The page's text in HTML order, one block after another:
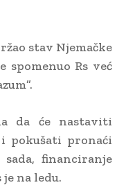
stav Njemačke
Rs već
da će nastaviti
pokušati pronaći
financiranje
na ledu.